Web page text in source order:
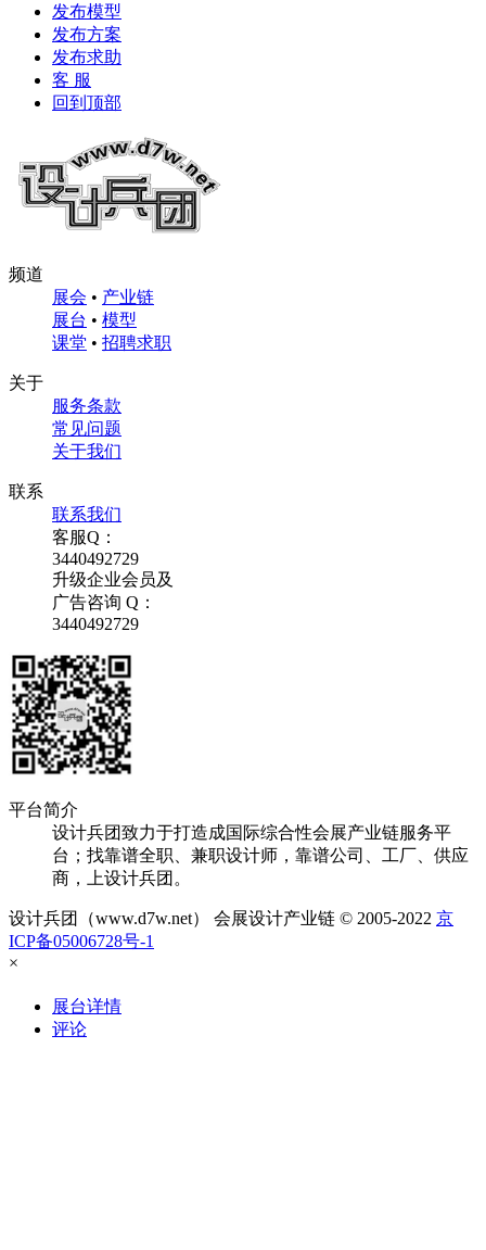
发布模型
发布方案
发布求助
客 服
回到顶部
频道
展会 • 产业链
展台 • 模型
课堂 • 招聘求职
关于
服务条款
常见问题
关于我们
联系
联系我们
客服Q：
3440492729
升级企业会员及
广告咨询 Q：
3440492729
平台简介
设计兵团致力于打造成国际综合性会展产业链服务平
台；找靠谱全职、兼职设计师，靠谱公司、工厂、供应
商，上设计兵团。
设计兵团（www.d7w.net） 会展设计产业链 © 2005-2022 京
ICP备05006728号-1
×
展台详情
评论